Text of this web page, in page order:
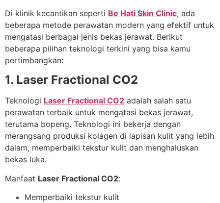
Di klinik kecantikan seperti Be Hati Skin Clinic, ada
beberapa metode perawatan modern yang efektif untuk
mengatasi berbagai jenis bekas jerawat. Berikut
beberapa pilihan teknologi terkini yang bisa kamu
pertimbangkan:
1. Laser Fractional CO2
Teknologi Laser Fractional CO2 adalah salah satu
perawatan terbaik untuk mengatasi bekas jerawat,
terutama bopeng. Teknologi ini bekerja dengan
merangsang produksi kolagen di lapisan kulit yang lebih
dalam, memperbaiki tekstur kulit dan menghaluskan
bekas luka.
Manfaat Laser Fractional CO2:
Memperbaiki tekstur kulit